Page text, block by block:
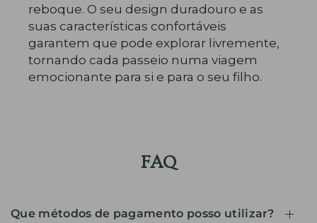
reboque. O seu design duradouro e as
suas características confortáveis
garantem que pode explorar livremente,
tornando cada passeio numa viagem
emocionante para si e para o seu filho.
FAQ
Que métodos de pagamento posso utilizar?